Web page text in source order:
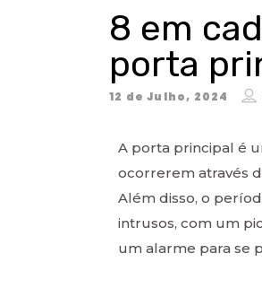
8 em
porta
12 de Julho, 2024
A porta principal é
ocorrerem através
Além disso, o
intrusos, com um
um alarme para se